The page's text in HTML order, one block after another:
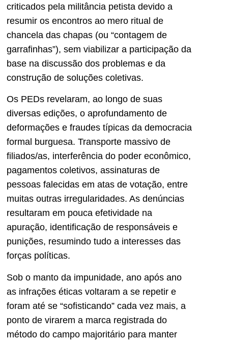
criticados pela militância petista devido a
resumir os encontros ao mero ritual de
chancela das chapas (ou “contagem de
garrafinhas”), sem viabilizar a participação da
base na discussão dos problemas e da
construção de soluções coletivas.
Os PEDs revelaram, ao longo de suas
diversas edições, o aprofundamento de
deformações e fraudes típicas da democracia
formal burguesa. Transporte massivo de
filiados/as, interferência do poder econômico,
pagamentos coletivos, assinaturas de
pessoas falecidas em atas de votação, entre
muitas outras irregularidades. As denúncias
resultaram em pouca efetividade na
apuração, identificação de responsáveis e
punições, resumindo tudo a interesses das
forças políticas.
Sob o manto da impunidade, ano após ano
as infrações éticas voltaram a se repetir e
foram até se “sofisticando” cada vez mais, a
ponto de virarem a marca registrada do
método do campo majoritário para manter